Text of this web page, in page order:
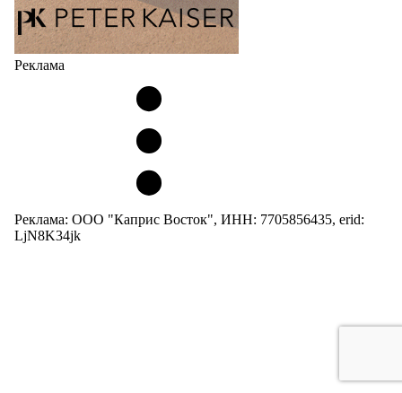
Реклама
Реклама: ООО "Каприс Восток", ИНН: 7705856435, erid:
LjN8K34jk